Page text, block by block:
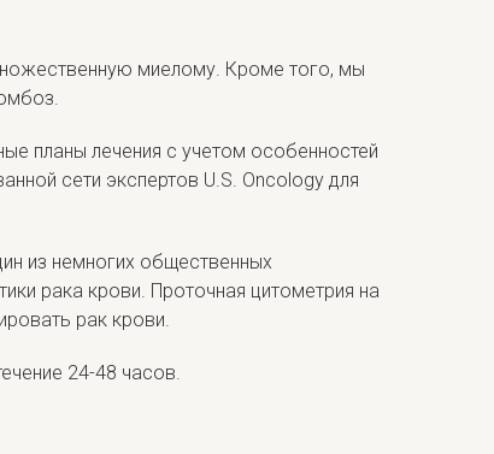
миелому. Кроме того, мы
планы лечения с учетом особенностей
сети экспертов U.S. Oncology для
из немногих общественных
рака крови. Проточная цитометрия на
рак крови.
24-48 часов.